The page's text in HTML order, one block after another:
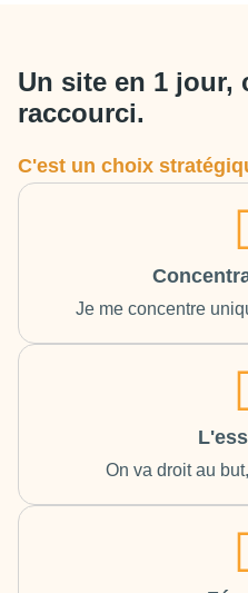
Un site en 1 jour,
raccourci.
C'est un choix
Je me concentre
On va droit au